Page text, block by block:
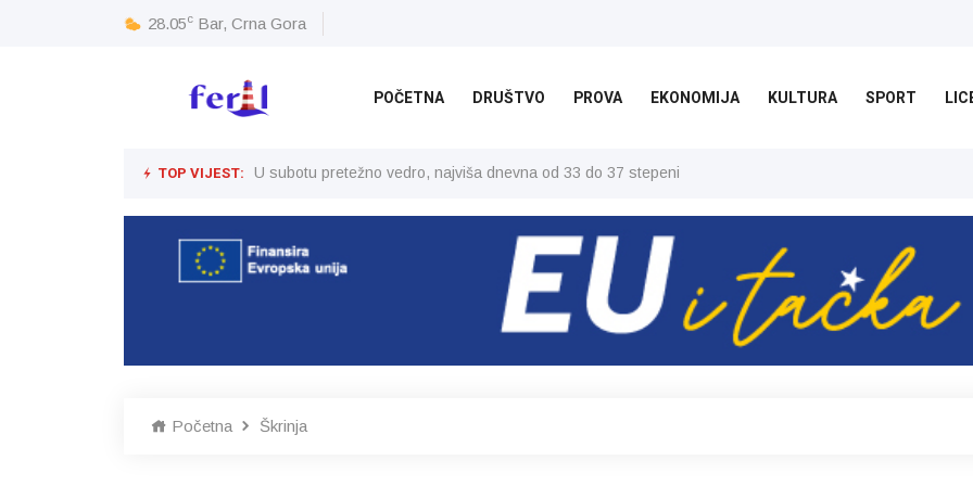
28.05c Bar, Crna Gora
POČETNA DRUŠTVO PROVA EKONOMIJA KULTURA SPORT
TOP VIJEST: U subotu pretežno vedro, najviša dnevna od 33 do 37 stepeni
Početna Škrinja